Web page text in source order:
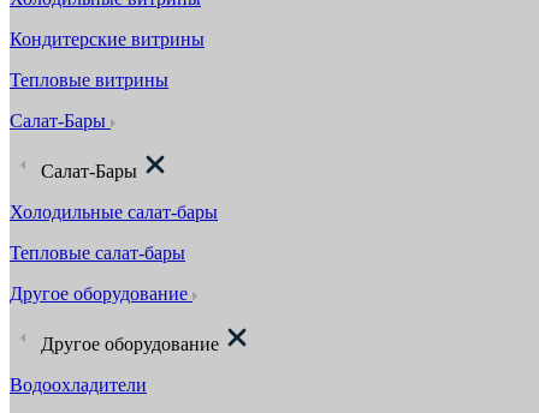
Кондитерские витрины
Тепловые витрины
Салат-Бары
Салат-Бары
Холодильные салат-бары
Тепловые салат-бары
Другое оборудование
Другое оборудование
Водоохладители